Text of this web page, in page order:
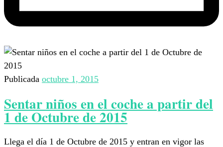
Publicada octubre 1, 2015
Sentar niños en el coche a partir del
1 de Octubre de 2015
Llega el día 1 de Octubre de 2015 y entran en vigor las